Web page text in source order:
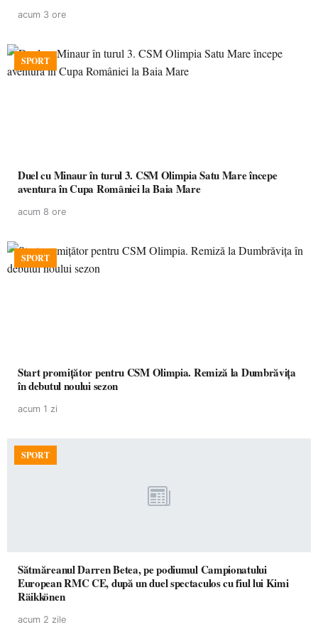
acum 3 ore
SPORT
Duel cu Minaur în turul 3. CSM Olimpia Satu Mare începe
aventura în Cupa României la Baia Mare
acum 8 ore
SPORT
Start promițător pentru CSM Olimpia. Remiză la Dumbrăvița
în debutul noului sezon
acum 1 zi
SPORT
Sătmăreanul Darren Betea, pe podiumul Campionatului
European RMC CE, după un duel spectaculos cu fiul lui Kimi
Räikkönen
acum 2 zile